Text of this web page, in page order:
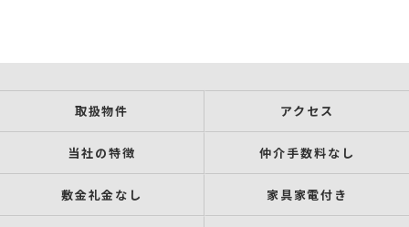
取扱物件 アクセス
当社の特徴 仲介手数料なし
敷金礼金なし 家具家電付き